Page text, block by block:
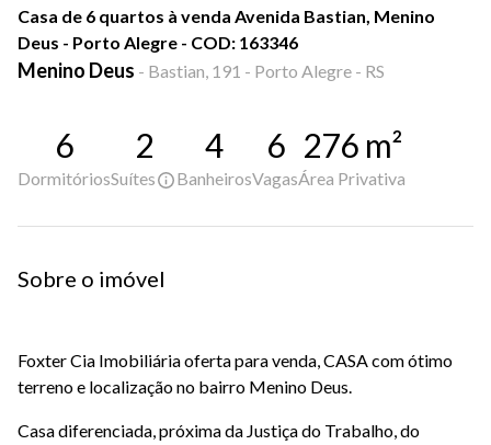
Casa de 6 quartos à venda Avenida Bastian, Menino
Deus - Porto Alegre - COD: 163346
Menino Deus - Bastian, 191 - Porto Alegre - RS
6
Dormitórios
2
Suítes
4
Banheiros
6
Vagas
276 m²
Área Privativa
Sobre o imóvel
Foxter Cia Imobiliária oferta para venda, CASAcom ótimo
terreno e localização no bairro Menino Deus.
Casa diferenciada, próxima da Justiça do Trabalho, do